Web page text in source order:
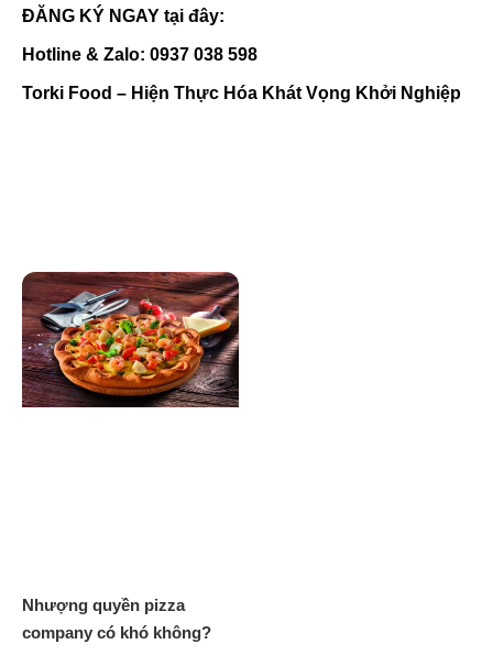
ĐĂNG KÝ NGAY tại đây:
Hotline & Zalo: 0937 038 598
Torki Food – Hiện Thực Hóa Khát Vọng Khởi Nghiệp
Nhượng quyền pizza
company có khó không?